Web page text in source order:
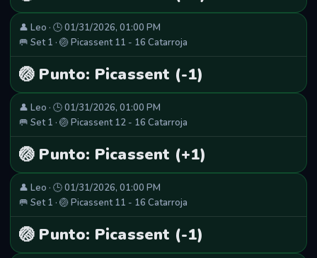
👤 Leo · 🕒 01/31/2026, 01:00 PM
🥅 Set 1 · 🏐 Picassent 11 - 16 Catarroja
🏐 Punto: Picassent (-1)
👤 Leo · 🕒 01/31/2026, 01:00 PM
🥅 Set 1 · 🏐 Picassent 12 - 16 Catarroja
🏐 Punto: Picassent (+1)
👤 Leo · 🕒 01/31/2026, 01:00 PM
🥅 Set 1 · 🏐 Picassent 11 - 16 Catarroja
🏐 Punto: Picassent (-1)